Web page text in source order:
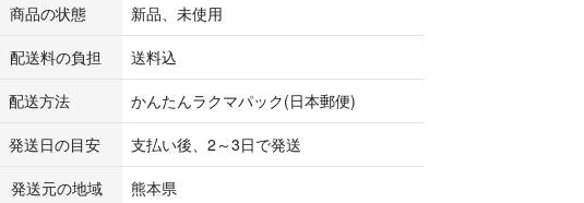
商品の状態
新品、未使用
配送料の負担
送料込
配送方法
かんたんラクマパック(日本郵便)
発送日の目安
支払い後、2～3日で発送
発送元の地域
熊本県